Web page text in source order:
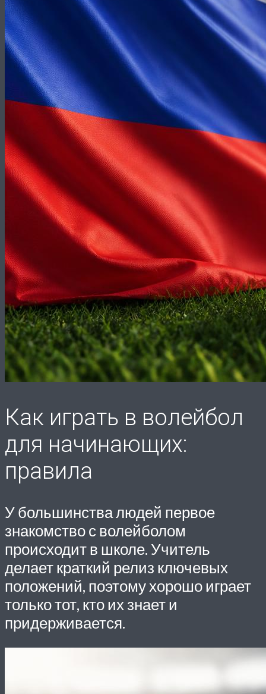
Как играть в волейбол
для начинающих:
правила
У большинства людей первое
знакомство с волейболом
происходит в школе. Учитель
делает краткий релиз ключевых
положений, поэтому хорошо играет
только тот, кто их знает и
придерживается.